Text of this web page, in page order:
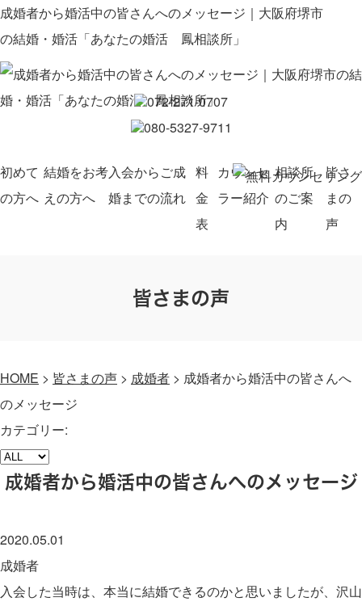
成婚者から婚活中の皆さんへのメッセージ｜大阪府堺市
の結婚・婚活「あなたの婚活 鳳相談所」
初めて
の方へ
結婚をお考
えの方へ
入会からご成
婚までの流れ
料
金
表
カウンセ
ラー紹介
相談所
のご案
内
皆さ
まの
声
皆さまの声
HOME > 皆さまの声 > 成婚者 > 成婚者から婚活中の皆さんへ
のメッセージ
カテゴリー:
成婚者から婚活中の皆さんへのメッセージ
2020.05.01
成婚者
入会した当時は、本当に結婚できるのかと思いましたが、沢山